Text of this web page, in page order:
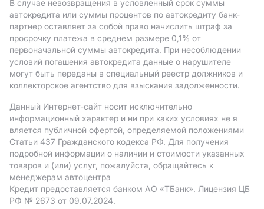
В случае невозвращения в условленный срок суммы
автокредита или суммы процентов по автокредиту банк-
партнер оставляет за собой право начислить штраф за
просрочку платежа в среднем размере 0,1% от
первоначальной суммы автокредита. При несоблюдении
условий погашения автокредита данные о нарушителе
могут быть переданы в специальный реестр должников и
коллекторское агентство для взыскания задолженности.
Данный Интернет-сайт носит исключительно
информационный характер и ни при каких условиях не я
вляется публичной офертой, определяемой положениями
Статьи 437 Гражданского кодекса РФ. Для получения
подробной информации о наличии и стоимости указанных
товаров и (или) услуг, пожалуйста, обращайтесь к
менеджерам автоцентра
Кредит предоставляется банком АO «ТБанк». Лицензия ЦБ
РФ № 2673 от 09.07.2024.